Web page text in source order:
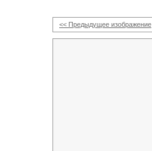
<< Предыдущее изображение